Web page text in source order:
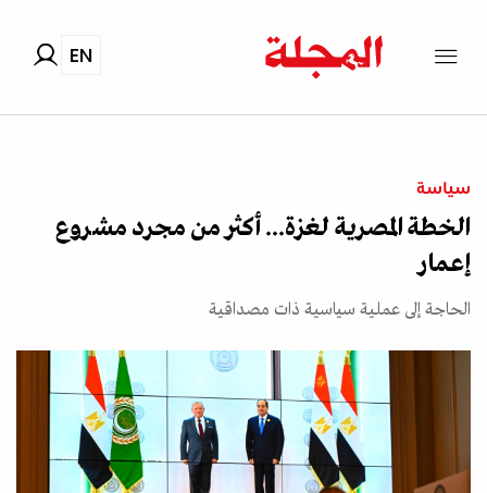
EN
سياسة
الخطة المصرية لغزة... أكثر من مجرد مشروع
إعمار
الحاجة إلى عملية سياسية ذات مصداقية